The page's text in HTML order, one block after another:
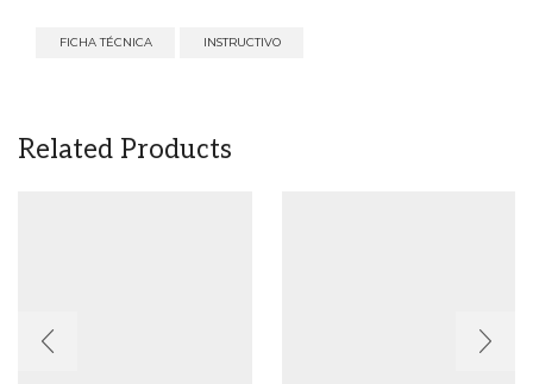
FICHA TÉCNICA INSTRUCTIVO
Related Products